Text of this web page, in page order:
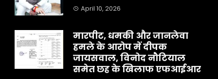
April 10, 2026
मारपीट, धमकी और जानलेवा
हमले के आरोप में दीपक
जायसवाल, विनोद नौटियाल
समेत छह के खिलाफ एफआईआर